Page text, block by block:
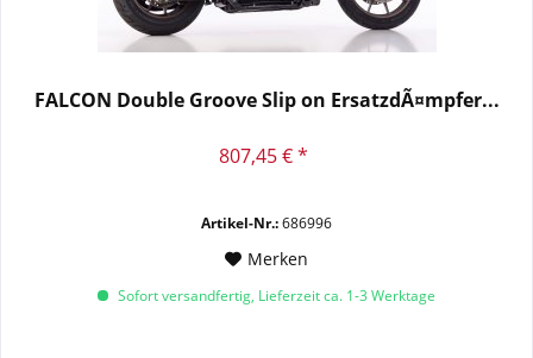
FALCON Double Groove Slip on ErsatzdÃ¤mpfer...
807,45 € *
Artikel-Nr.:686996
Merken
Sofort versandfertig, Lieferzeit ca. 1-3 Werktage